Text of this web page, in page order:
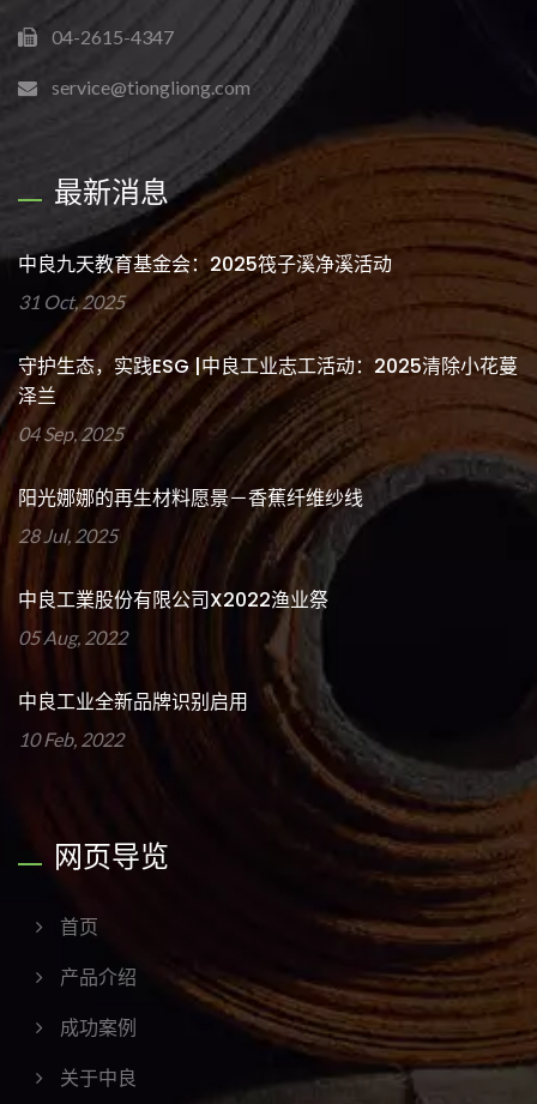
04-2615-4347
service@tiongliong.com
最新消息
中良九天教育基金会：2025筏子溪净溪活动
31 Oct, 2025
守护生态，实践ESG |中良工业志工活动：2025清除小花蔓
泽兰
04 Sep, 2025
阳光娜娜的再生材料愿景－香蕉纤维纱线
28 Jul, 2025
中良工業股份有限公司x2022渔业祭
05 Aug, 2022
中良工业全新品牌识别启用
10 Feb, 2022
网页导览
首页
产品介绍
成功案例
关于中良